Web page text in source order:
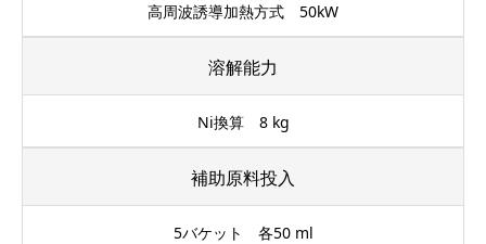
高周波誘導加熱方式 50kW
溶解能力
Ni換算 8 kg
補助原料投入
5バケット 各50 ml